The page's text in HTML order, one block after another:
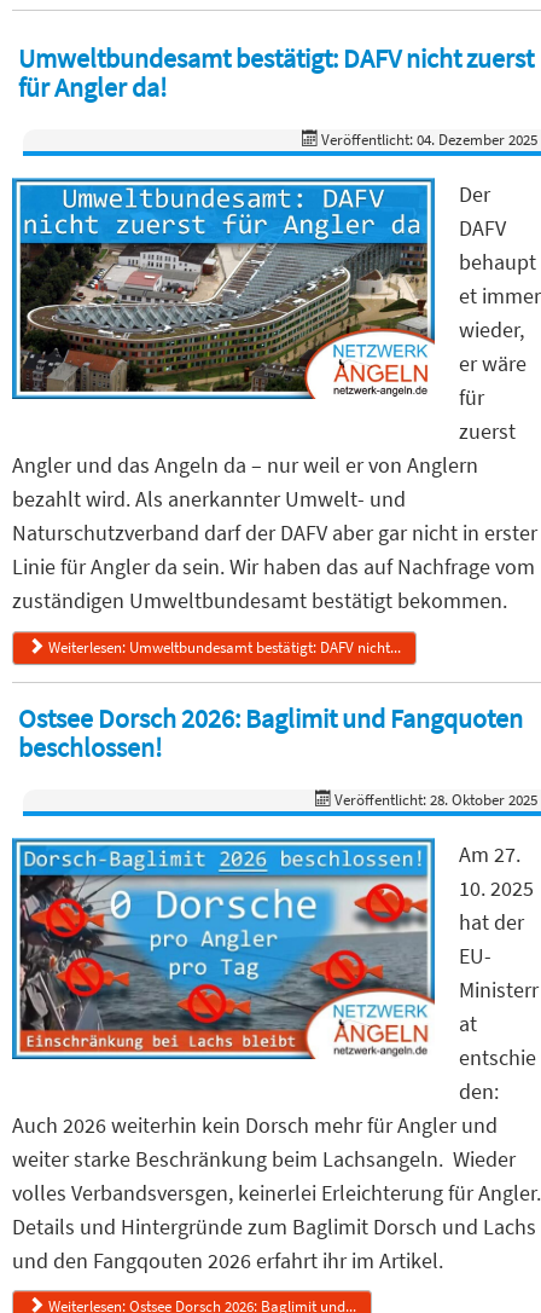
Umweltbundesamt bestätigt: DAFV nicht zuerst
für Angler da!
Veröffentlicht: 04. Dezember 2025
Der
DAFV
behaupt
et immer
wieder,
er wäre
für
zuerst
Angler und das Angeln da – nur weil er von Anglern
bezahlt wird. Als anerkannter Umwelt- und
Naturschutzverband darf der DAFV aber gar nicht in erster
Linie für Angler da sein. Wir haben das auf Nachfrage vom
zuständigen Umweltbundesamt bestätigt bekommen.
Weiterlesen: Umweltbundesamt bestätigt: DAFV nicht...
Ostsee Dorsch 2026: Baglimit und Fangquoten
beschlossen!
Veröffentlicht: 28. Oktober 2025
Am 27.
10. 2025
hat der
EU-
Ministerr
at
entschie
den:
Auch 2026 weiterhin kein Dorsch mehr für Angler und
weiter starke Beschränkung beim Lachsangeln. Wieder
volles Verbandsversgen, keinerlei Erleichterung für Angler.
Details und Hintergründe zum Baglimit Dorsch und Lachs
und den Fangqouten 2026 erfahrt ihr im Artikel.
Weiterlesen: Ostsee Dorsch 2026: Baglimit und...